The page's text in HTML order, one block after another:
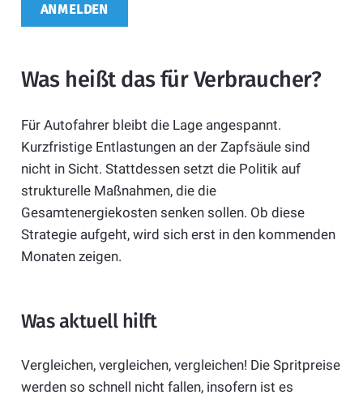
Was heißt das für Verbraucher?
Für Autofahrer bleibt die Lage angespannt.
Kurzfristige Entlastungen an der Zapfsäule sind
nicht in Sicht. Stattdessen setzt die Politik auf
strukturelle Maßnahmen, die die
Gesamtenergiekosten senken sollen. Ob diese
Strategie aufgeht, wird sich erst in den kommenden
Monaten zeigen.
Was aktuell hilft
Vergleichen, vergleichen, vergleichen! Die Spritpreise
werden so schnell nicht fallen, insofern ist es